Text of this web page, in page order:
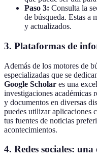
Paso 3: Consulta la
de búsqueda. Estas a
y actualizados.
3. Plataformas de
Además de los motores de
especializadas que se
Google Scholar es una
investigaciones académicas
y documentos en diversas
puedes utilizar aplicaciones
tus fuentes de noticias
acontecimientos.
4. Redes sociales: